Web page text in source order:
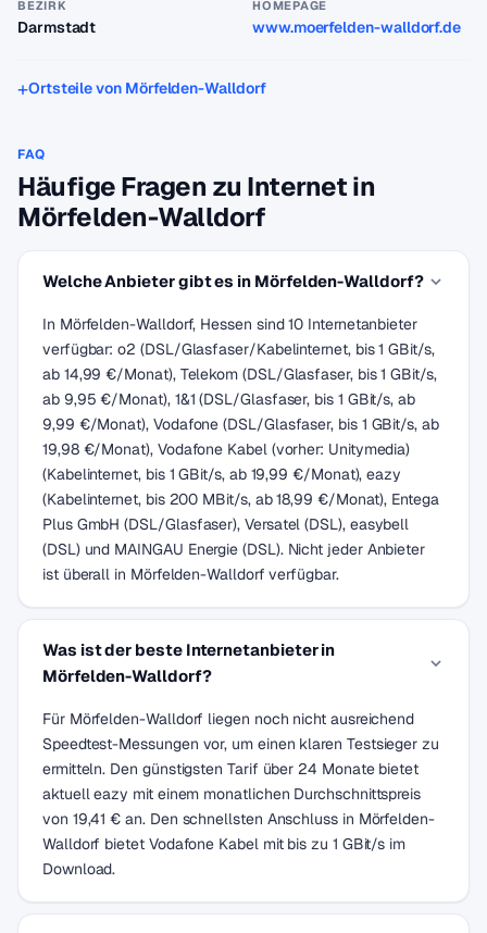
BEZIRK
Darmstadt
HOMEPAGE
www.moerfelden-walldorf.de
Ortsteile von Mörfelden-Walldorf
FAQ
Häufige Fragen zu Internet in
Mörfelden-Walldorf
Welche Anbieter gibt es in Mörfelden-Walldorf?
In Mörfelden-Walldorf, Hessen sind 10 Internetanbieter
verfügbar: o2 (DSL/Glasfaser/Kabelinternet, bis 1 GBit/s,
ab 14,99 €/Monat), Telekom (DSL/Glasfaser, bis 1 GBit/s,
ab 9,95 €/Monat), 1&1 (DSL/Glasfaser, bis 1 GBit/s, ab
9,99 €/Monat), Vodafone (DSL/Glasfaser, bis 1 GBit/s, ab
19,98 €/Monat), Vodafone Kabel (vorher: Unitymedia)
(Kabelinternet, bis 1 GBit/s, ab 19,99 €/Monat), eazy
(Kabelinternet, bis 200 MBit/s, ab 18,99 €/Monat), Entega
Plus GmbH (DSL/Glasfaser), Versatel (DSL), easybell
(DSL) und MAINGAU Energie (DSL). Nicht jeder Anbieter
ist überall in Mörfelden-Walldorf verfügbar.
Was ist der beste Internetanbieter in
Mörfelden-Walldorf?
Für Mörfelden-Walldorf liegen noch nicht ausreichend
Speedtest-Messungen vor, um einen klaren Testsieger zu
ermitteln. Den günstigsten Tarif über 24 Monate bietet
aktuell eazy mit einem monatlichen Durchschnittspreis
von 19,41 € an. Den schnellsten Anschluss in Mörfelden-
Walldorf bietet Vodafone Kabel mit bis zu 1 GBit/s im
Download.